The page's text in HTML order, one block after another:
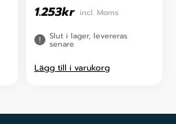
1.253kr incl. Moms
Slut i lager, levereras
senare
Lägg till i varukorg